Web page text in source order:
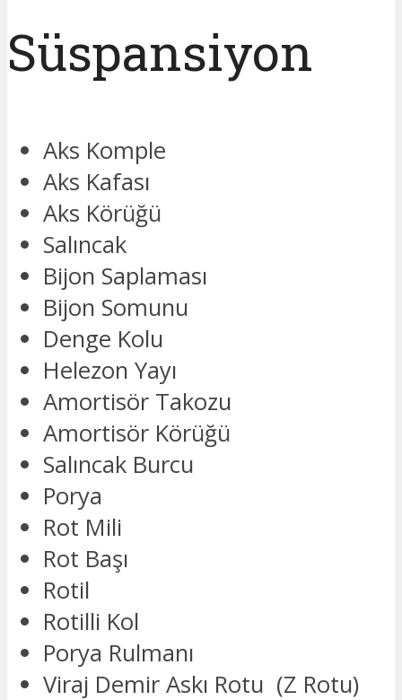
Süspansiyon
Aks Komple
Aks Kafası
Aks Körüğü
Salıncak
Bijon Saplaması
Bijon Somunu
Denge Kolu
Helezon Yayı
Amortisör Takozu
Amortisör Körüğü
Salıncak Burcu
Porya
Rot Mili
Rot Başı
Rotil
Rotilli Kol
Porya Rulmanı
Viraj Demir Askı Rotu (Z Rotu)